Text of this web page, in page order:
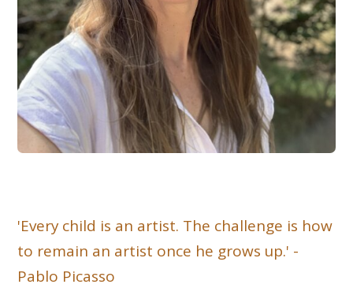
'Every child is an artist. The challenge is how
to remain an artist once he grows up.' -
Pablo Picasso